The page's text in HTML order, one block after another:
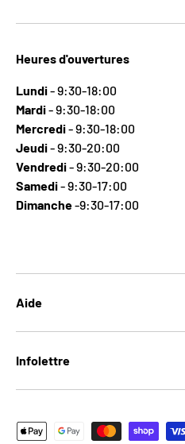
Heures d'ouvertures
Lundi- 9:30-18:00
Mardi- 9:30-18:00
Mercredi- 9:30-18:00
Jeudi- 9:30-20:00
Vendredi- 9:30-20:00
Samedi- 9:30-17:00
Dimanche-9:30-17:00
Aide
Infolettre
Moyens de paiement acceptés